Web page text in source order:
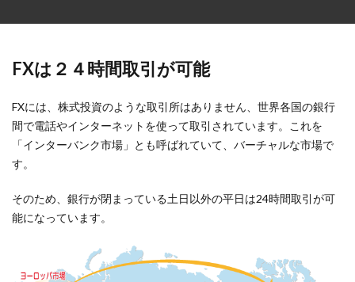
FXは２４時間取引が可能
FXには、株式投資のような取引所はありません、世界各国の銀行
間で電話やインターネットを使って取引されています。これを
「インターバンク市場」とも呼ばれていて、バーチャルな市場で
す。
そのため、銀行が閉まっている土日以外の平日は24時間取引が可
能になっています。